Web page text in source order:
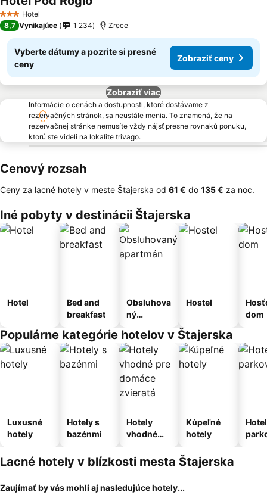
3 Počet hviezdičiek
Hotel
8,7 Vynikajúce 1 234 Zrece
Vyberte dátumy a pozrite si presné
ceny
Zobraziť ceny
Zobraziť viac
Informácie o cenách a dostupnosti, ktoré dostávame z
rezervačných stránok, sa neustále menia. To znamená, že na
rezervačnej stránke nemusíte vždy nájsť presne rovnakú ponuku,
ktorú ste videli na lokalite trivago.
Cenový rozsah
Ceny za lacné hotely v meste Štajerska od ‎61 € do ‎135 € za noc.
Iné pobyty v destinácii Štajerska
Hotel
Bed and
breakfast
Obsluhova
ný
Hostel
dom
Populárne kategórie hotelov v Štajerska
Luxusné
hotely
Hotely s
bazénmi
Hotely
vhodné
domáce
zvieratá
Kúpeľné
hotely
Lacné hotely v blízkosti mesta Štajerska
Zaujímať by vás mohli aj nasledujúce hotely...